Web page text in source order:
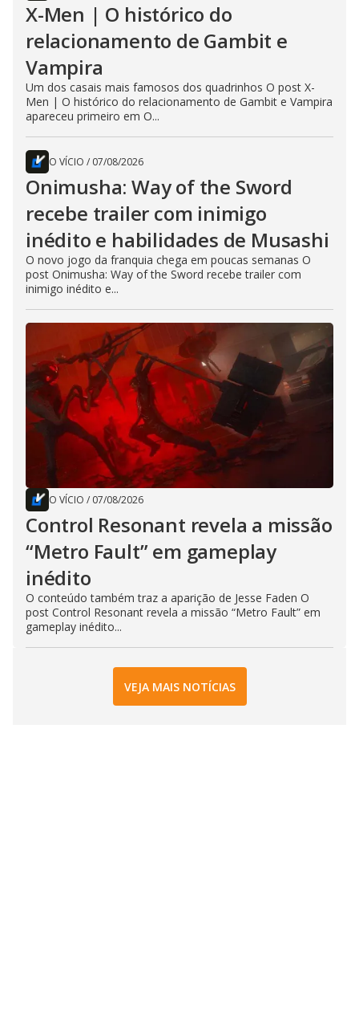
X-Men | O histórico do
relacionamento de Gambit e
Vampira
Um dos casais mais famosos dos quadrinhos O post X-
Men | O histórico do relacionamento de Gambit e Vampira
apareceu primeiro em O...
O VÍCIO / 07/08/2026
Onimusha: Way of the Sword
recebe trailer com inimigo
inédito e habilidades de Musashi
O novo jogo da franquia chega em poucas semanas O
post Onimusha: Way of the Sword recebe trailer com
inimigo inédito e...
O VÍCIO / 07/08/2026
Control Resonant revela a missão
“Metro Fault” em gameplay
inédito
O conteúdo também traz a aparição de Jesse Faden O
post Control Resonant revela a missão “Metro Fault” em
gameplay inédito...
VEJA MAIS NOTÍCIAS